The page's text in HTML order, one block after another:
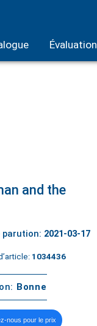
Évaluation
and the
parution: 2021-03-17
1034436
Bonne
nous pour le prix